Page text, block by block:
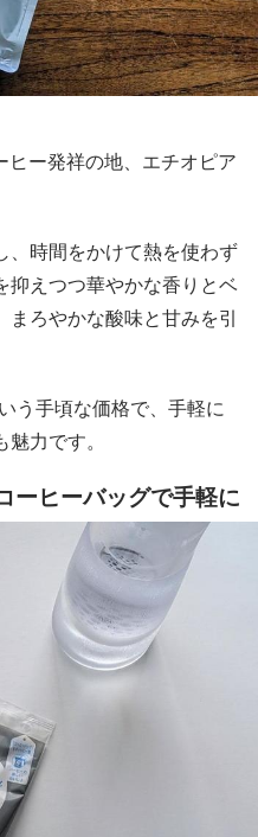
ー発祥の地、エチオピア
、時間をかけて熱を使わず
抑えつつ華やかな香りとベ
まろやかな酸味と甘みを引
う手頃な価格で、手軽に
力です。
ーヒーバッグで手軽に